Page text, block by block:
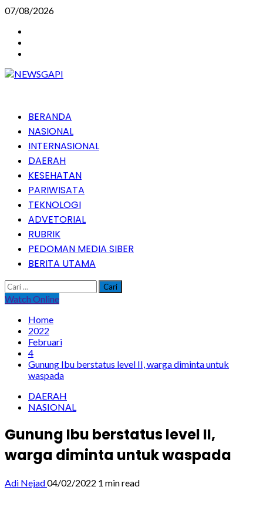
Skip
content
07/08/2026
PrimaryBERANDA
NASIONAL
INTERNASIONAL
DAERAH
KESEHATAN
PARIWISATA
TEKNOLOGI
ADVETORIAL
RUBRIK
PEDOMAN MEDIA SIBER
BERITA UTAMA
Cari
untuk:
Watch Online
Home
2022
Februari
4
Gunung Ibu berstatus level II, warga diminta untuk
waspada
DAERAH
NASIONAL
Gunung Ibu berstatus level II,
warga diminta untuk waspada
Adi Nejad04/02/2022 1 min read